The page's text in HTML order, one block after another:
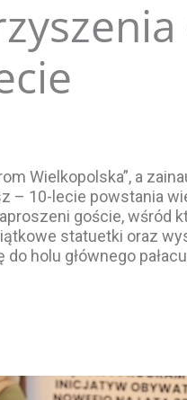
Wielkopolska”, a
– 10-lecie powstania
goście, wśród
statuetki oraz
holu głównego